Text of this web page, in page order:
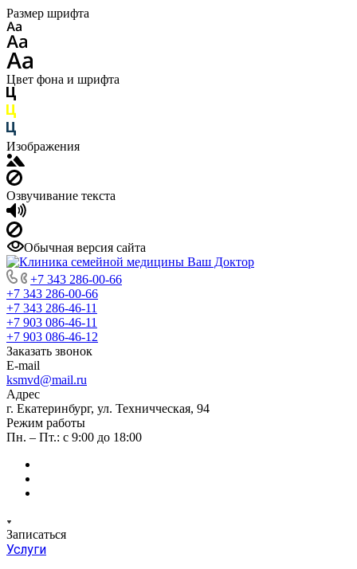
Размер шрифта
Цвет фона и шрифта
Изображения
Озвучивание текста
Обычная версия сайта
+7 343 286-00-66
+7 343 286-00-66
+7 343 286-46-11
+7 903 086-46-11
+7 903 086-46-12
Заказать звонок
E-mail
ksmvd@mail.ru
Адрес
г. Екатеринбург, ул. Техничческая, 94
Режим работы
Пн. – Пт.: с 9:00 до 18:00
Записаться
Услуги